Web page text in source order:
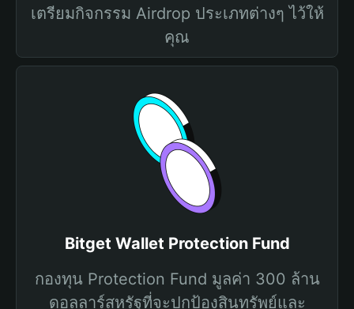
เตรียมกิจกรรม Airdrop ประเภทต่างๆ ไว้ให้
คุณ
Bitget Wallet Protection Fund
กองทุน Protection Fund มูลค่า 300 ล้าน
ดอลลาร์สหรัฐที่จะปกป้องสินทรัพย์และ